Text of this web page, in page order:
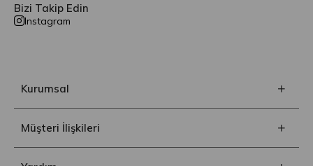
Bizi Takip Edin
Instagram
Kurumsal
Müşteri İlişkileri